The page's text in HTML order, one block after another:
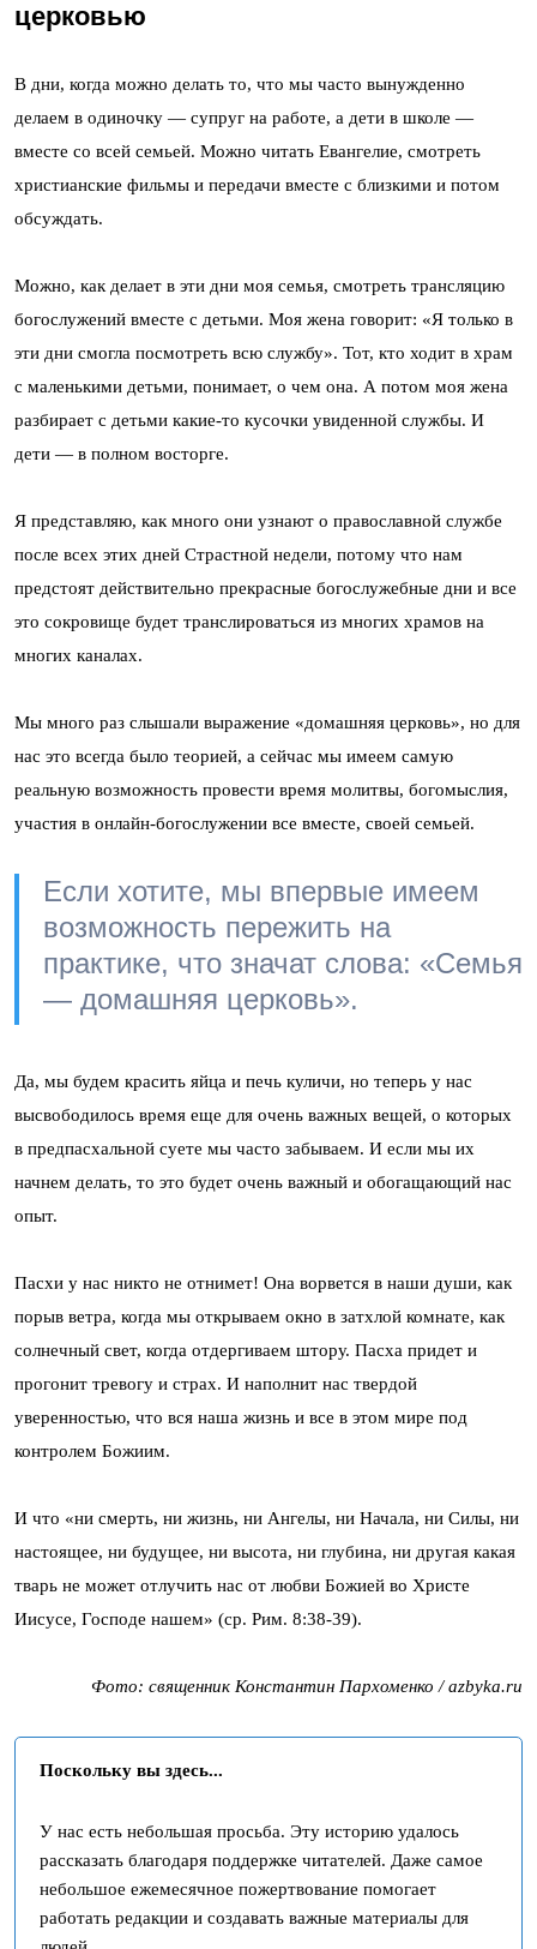
церковью
В дни, когда можно делать то, что мы часто вынужденно
делаем в одиночку — супруг на работе, а дети в школе —
вместе со всей семьей. Можно читать Евангелие, смотреть
христианские фильмы и передачи вместе с близкими и потом
обсуждать.
Можно, как делает в эти дни моя семья, смотреть трансляцию
богослужений вместе с детьми. Моя жена говорит: «Я только в
эти дни смогла посмотреть всю службу». Тот, кто ходит в храм
с маленькими детьми, понимает, о чем она. А потом моя жена
разбирает с детьми какие-то кусочки увиденной службы. И
дети — в полном восторге.
Я представляю, как много они узнают о православной службе
после всех этих дней Страстной недели, потому что нам
предстоят действительно прекрасные богослужебные дни и все
это сокровище будет транслироваться из многих храмов на
многих каналах.
Мы много раз слышали выражение «домашняя церковь», но для
нас это всегда было теорией, а сейчас мы имеем самую
реальную возможность провести время молитвы, богомыслия,
участия в онлайн-богослужении все вместе, своей семьей.
Если хотите, мы впервые имеем
возможность пережить на
практике, что значат слова: «Семья
— домашняя церковь».
Да, мы будем красить яйца и печь куличи, но теперь у нас
высвободилось время еще для очень важных вещей, о которых
в предпасхальной суете мы часто забываем. И если мы их
начнем делать, то это будет очень важный и обогащающий нас
опыт.
Пасхи у нас никто не отнимет! Она ворвется в наши души, как
порыв ветра, когда мы открываем окно в затхлой комнате, как
солнечный свет, когда отдергиваем штору. Пасха придет и
прогонит тревогу и страх. И наполнит нас твердой
уверенностью, что вся наша жизнь и все в этом мире под
контролем Божиим.
И что «ни смерть, ни жизнь, ни Ангелы, ни Начала, ни Силы, ни
настоящее, ни будущее, ни высота, ни глубина, ни другая какая
тварь не может отлучить нас от любви Божией во Христе
Иисусе, Господе нашем» (ср. Рим. 8:38-39).
Фото: священник Константин Пархоменко / azbyka.ru
Поскольку вы здесь...
У нас есть небольшая просьба. Эту историю удалось
рассказать благодаря поддержке читателей. Даже самое
небольшое ежемесячное пожертвование помогает
работать редакции и создавать важные материалы для